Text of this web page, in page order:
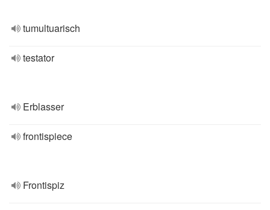
tumultuarisch
testator
Erblasser
frontispiece
Frontispiz